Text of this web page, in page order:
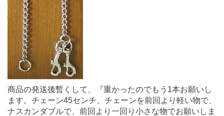
商品の発送後暫くして、『重かったのでもう1本お願いし
ます。チェーン45センチ、チェーンを前回より軽い物で、
ナスカンダブルで、前回より一回り小さな物でお願いしま